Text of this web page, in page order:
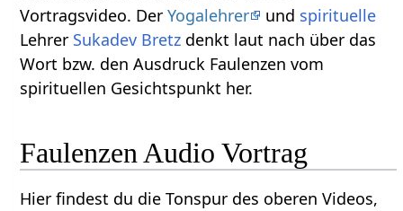
Vortragsvideo. DerYogalehrer und spirituelle
Lehrer Sukadev Bretz denkt laut nach über das
Wort bzw. den Ausdruck Faulenzen‏‎ vom
spirituellen Gesichtspunkt her.
Faulenzen‏‎ Audio Vortrag
Hier findest du die Tonspur des oberen Videos,